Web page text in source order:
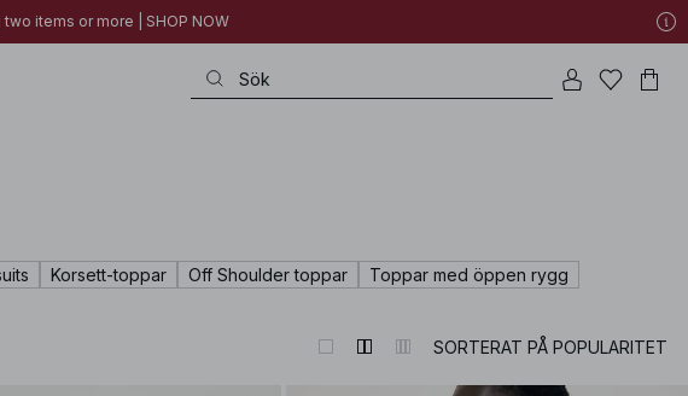
items or more | SHOP NOW
Korsett-toppar Off Shoulder toppar Toppar med öppen rygg
SORTERAT PÅ POPULARITET